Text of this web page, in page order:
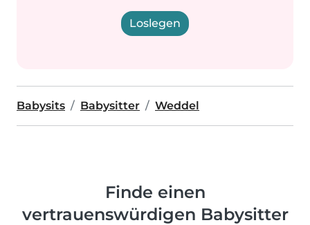
Loslegen
Babysits Babysitter Weddel
Finde einen
vertrauenswürdigen Babysitter